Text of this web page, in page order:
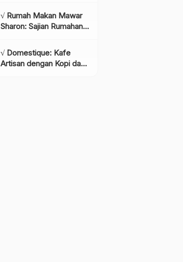
√ Rumah Makan Mawar
Sharon: Sajian Rumahan
Menggugah Selera,
Review & Info Lengkap
√ Domestique: Kafe
Artisan dengan Kopi dan